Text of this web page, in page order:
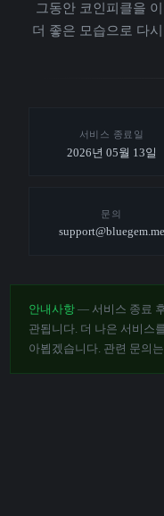
그동안 코인피클을
더 좋은 모습으로 다
서비스 종료일
2026년 05월 13일
문의
support@bluegem.me
안내사항 — 서비스 종료
관됩니다. 더 나은 서비스
아뵙겠습니다. 관련 문의